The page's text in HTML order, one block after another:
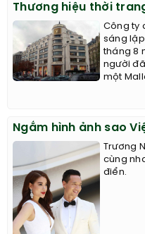
Thương hiệu thời
Công ty
sáng
tháng 8
người
một
Ngắm hình ảnh sao
Trương
cùng
điển.